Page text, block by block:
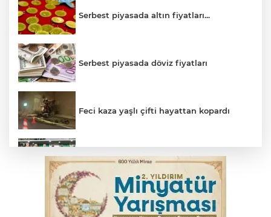
Serbest piyasada altın fiyatları...
Serbest piyasada döviz fiyatları
Feci kaza yaşlı çifti hayattan kopardı
Bursaspor 1. Lig'e fırtına gibi döndü
Gençlerbirliği, Fenerbahçe maçı
hazırlıklarına başladı